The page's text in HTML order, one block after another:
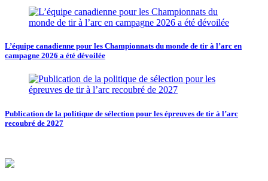
L’équipe canadienne pour les Championnats du monde de tir à l’arc en
campagne 2026 a été dévoilée
Publication de la politique de sélection pour les épreuves de tir à l’arc
recoubré de 2027